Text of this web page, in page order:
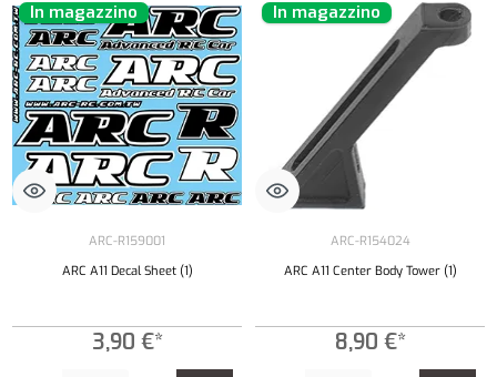
In magazzino
ARC-R159001
ARC A11 Decal Sheet (1)
3,90 €*
In magazzino
ARC-R154024
ARC A11 Center Body Tower (1)
8,90 €*